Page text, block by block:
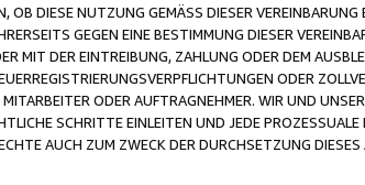
DIESE NUTZUNG GEMÄSS DIESER
GEGEN EINE BESTIMMUNG DIESER
MIT DER EINTREIBUNG, ZAHLUNG ODER DEM
ODER
ODER AUFTRAGNEHMER. WIR UND
SCHRITTE EINLEITEN UND JEDE
AUCH ZUM ZWECK DER DURCHSETZUNG